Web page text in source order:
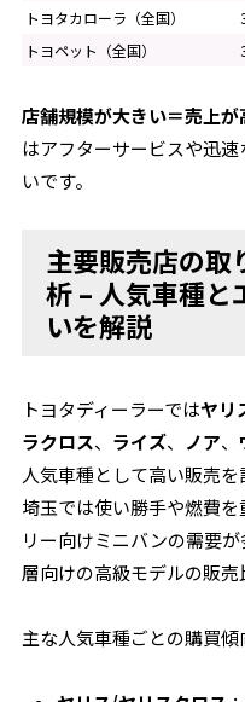
トヨタカローラ（全国）
トヨペット（全国）
店舗規模が大きい＝売上が
はアフターサービスや迅
いです。
主要販売店の取
析 – 人気車種と
いを解説
トヨタディーラーではヤリ
ラクロス、 ライズ、 ノア、
人気車種として高い販売
埼玉では使い勝手や燃費
リー向けミニバンの需要
層向けの高級モデルの販売
主な人気車種ごとの購買傾